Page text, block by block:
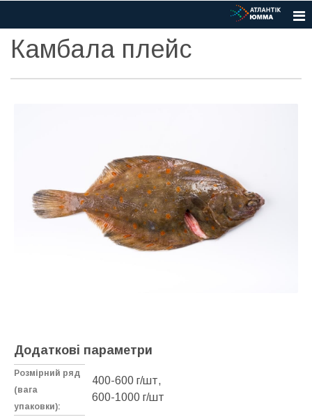
Камбала плейс
Додаткові параметри
Розмірний ряд
(вага
упаковки):
400-600 г/шт,
600-1000 г/шт